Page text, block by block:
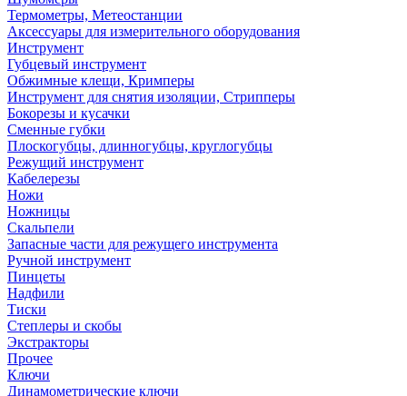
Термометры, Метеостанции
Аксессуары для измерительного оборудования
Инструмент
Губцевый инструмент
Обжимные клещи, Кримперы
Инструмент для снятия изоляции, Стрипперы
Бокорезы и кусачки
Сменные губки
Плоскогубцы, длинногубцы, круглогубцы
Режущий инструмент
Кабелерезы
Ножи
Ножницы
Скальпели
Запасные части для режущего инструмента
Ручной инструмент
Пинцеты
Надфили
Тиски
Степлеры и скобы
Экстракторы
Прочее
Ключи
Динамометрические ключи